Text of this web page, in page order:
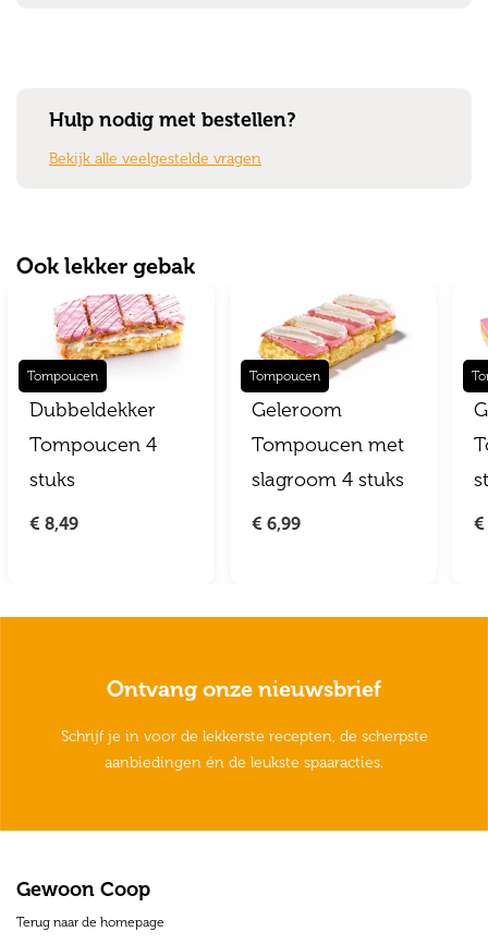
Hulp nodig met bestellen?
Bekijk alle veelgestelde vragen
Ook lekker gebak
Tompoucen
Dubbeldekker
Tompoucen 4
stuks
€ 8,49
Tompoucen
Geleroom
Tompoucen met
slagroom 4 stuks
€ 6,99 €
Ontvang onze nieuwsbrief
Schrijf je in voor de lekkerste recepten, de scherpste
aanbiedingen én de leukste spaaracties.
Gewoon Coop
Terug naar de homepage